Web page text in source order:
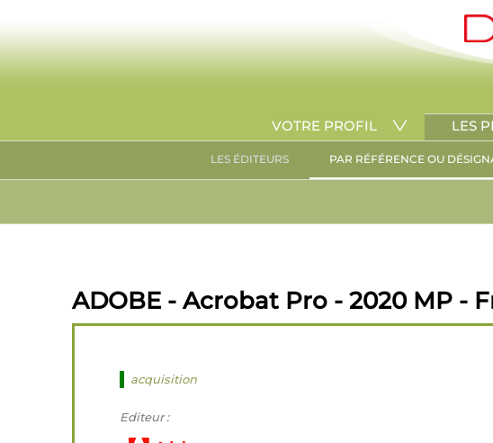
VOTRE PROFIL LES
LES ÉDITEURS PAR RÉFÉRENCE OU
ADOBE - Acrobat Pro - 2020 MP -
acquisition
Editeur :